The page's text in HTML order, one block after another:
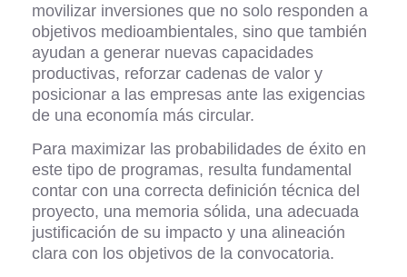
movilizar inversiones que no solo responden a
objetivos medioambientales, sino que también
ayudan a generar nuevas capacidades
productivas, reforzar cadenas de valor y
posicionar a las empresas ante las exigencias
de una economía más circular.
Para maximizar las probabilidades de éxito en
este tipo de programas, resulta fundamental
contar con una correcta definición técnica del
proyecto, una memoria sólida, una adecuada
justificación de su impacto y una alineación
clara con los objetivos de la convocatoria.